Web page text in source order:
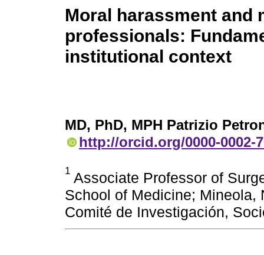
Moral harassment and
professionals:
institutional context
MD, PhD, MPH Patrizio
http://orcid.org/0000-0002-
1 Associate Professor of
School of Medicine; Mineola,
Comité de Investigación,